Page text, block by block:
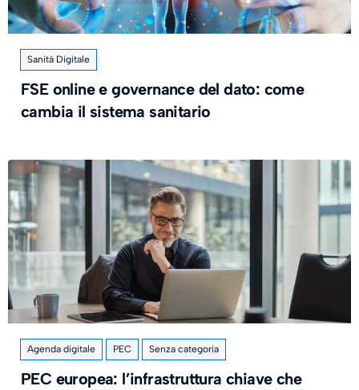
Sanità Digitale
FSE online e governance del dato: come
cambia il sistema sanitario
Agenda digitale PEC Senza categoria
PEC europea: l’infrastruttura chiave che